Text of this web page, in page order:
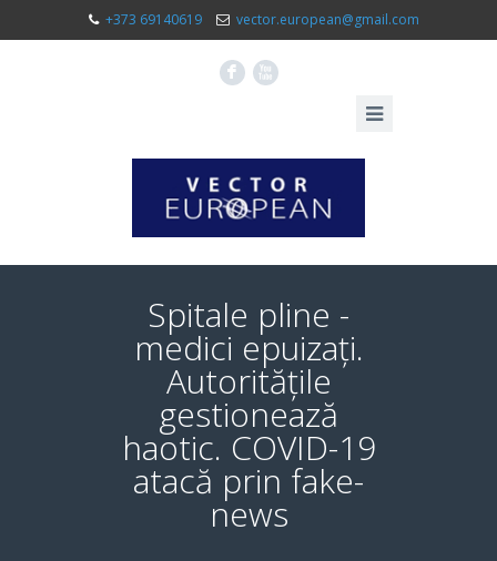
+373 69140619 vector.european@gmail.com
F X
Spitale pline -
medici epuizați.
Autoritățile
gestionează
haotic. COVID-19
atacă prin fake-
news